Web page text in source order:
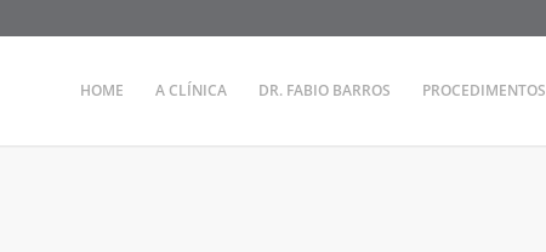
HOME A CLÍNICA DR. FABIO BARROS PROCEDIMENTOS